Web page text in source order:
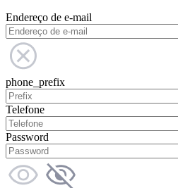
Endereço de e-mail
phone_prefix
Telefone
Password